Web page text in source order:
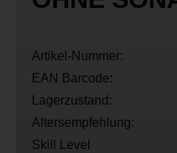
Artikel-Nummer:
EAN Barcode:
Lagerzustand:
Altersempfehlung:
Skill Level